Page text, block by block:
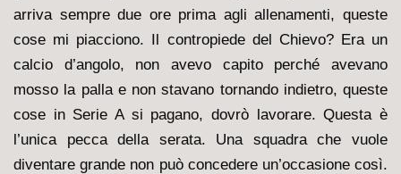
arriva sempre due ore prima agli allenamenti, queste
cose mi piacciono. Il contropiede del Chievo? Era un
calcio d’angolo, non avevo capito perché avevano
mosso la palla e non stavano tornando indietro, queste
cose in Serie A si pagano, dovrò lavorare. Questa è
l’unica pecca della serata. Una squadra che vuole
diventare grande non può concedere un’occasione così.